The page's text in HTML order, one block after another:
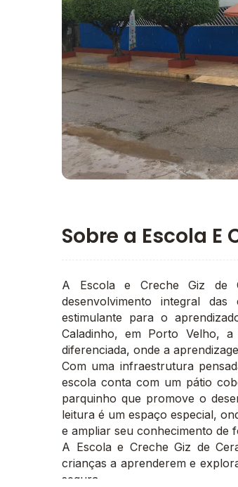
Sobre a Escola E
A Escola e Creche Giz de
desenvolvimento integral
estimulante para o
Caladinho, em Porto Velho,
diferenciada, onde a
Com uma infraestrutura
escola conta com um pátio
parquinho que promove o
leitura é um espaço especial,
e ampliar seu conhecimento de
A Escola e Creche Giz de
crianças a aprenderem e
segura.